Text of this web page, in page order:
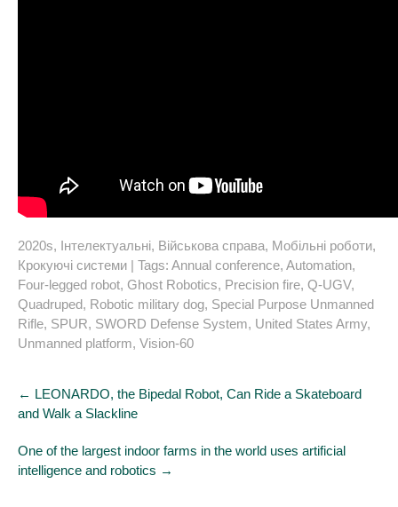
2020s, Інтелектуальні, Військова справа, Мобільні роботи,
Крокуючі системи | Tags: Annual conference, Automation,
Four-legged robot, Ghost Robotics, Precision fire, Q-UGV,
Quadruped, Robotic military dog, Special Purpose Unmanned
Rifle, SPUR, SWORD Defense System, United States Army,
Unmanned platform, Vision-60
Post
navigation
← LEONARDO, the Bipedal Robot, Can Ride a Skateboard
and Walk a Slackline
One of the largest indoor farms in the world uses artificial
intelligence and robotics →